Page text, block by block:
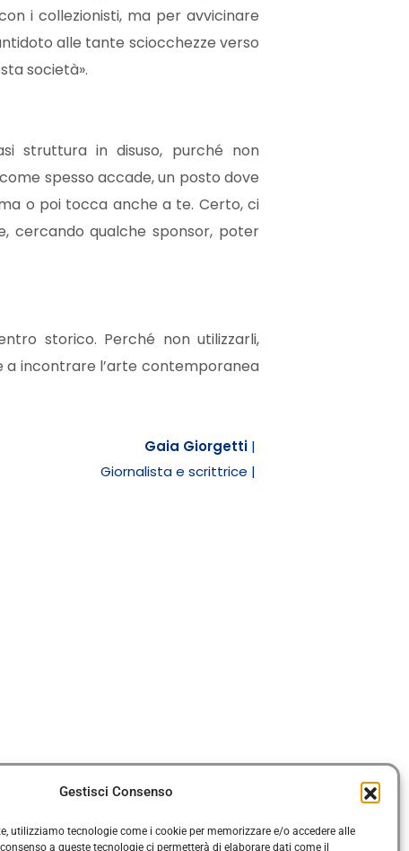
Gestisci Consenso
utilizziamo tecnologie come i cookie per memorizzare e/o accedere alle
a queste tecnologie ci permetterà di elaborare dati come il
i collezionisti, ma per avvicinare
alle tante sciocchezze verso
società».
struttura in disuso, purché non
spesso accade, un posto dove
o poi tocca anche a te. Certo, ci
cercando qualche sponsor, poter
storico. Perché non utilizzarli,
incontrare l’arte contemporanea
Gaia Giorgetti |
Giornalista e scrittrice |